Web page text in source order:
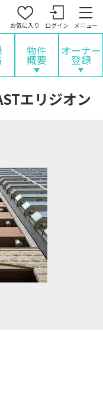
お気に入り ログイン メニュー
物件
概要
オーナー
登録
エリジオン